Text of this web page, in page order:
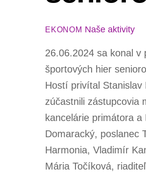
EKONOM Naše aktivity
26.06.2024 sa konal v
športových hier
Hostí privítal Stanislav
zúčastnili zástupcovia
kancelárie primátora
Domaracký, poslanec
Harmonia, Vladimír
Mária Točíková,